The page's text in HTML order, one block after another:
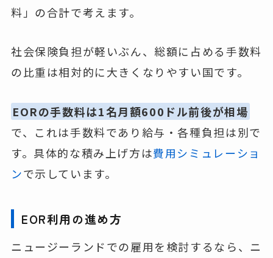
料」の合計で考えます。
社会保険負担が軽いぶん、総額に占める手数料
の比重は相対的に大きくなりやすい国です。
EORの手数料は1名月額600ドル前後が相場
で、これは手数料であり給与・各種負担は別で
す。具体的な積み上げ方は費用シミュレーショ
ンで示しています。
EOR利用の進め方
ニュージーランドでの雇用を検討するなら、ニ